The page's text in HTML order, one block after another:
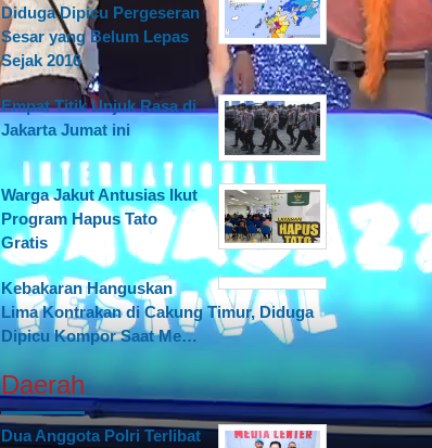
Diduga Dipicu Pergeseran
Sesar yang Belum Lepas
Sejak 2016
Empat Titik Unjuk Rasa di
Jakarta Jumat ini
Warga Jakut Antusias Ikut
Program Hapus Tato
Gratis
Kebakaran Hanguskan
Lima Kontrakan di Cakung Timur, Diduga
Dipicu Kompor Saat Me…
Daerah
Dua Anggota Polri Terlibat